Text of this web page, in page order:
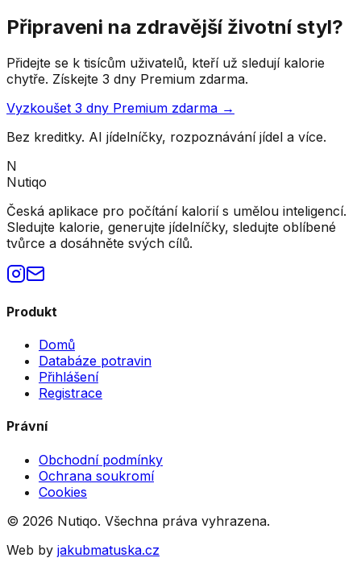
Připraveni na zdravější životní styl?
Přidejte se k tisícům uživatelů, kteří už sledují kalorie
chytře. Získejte 3 dny Premium zdarma.
Vyzkoušet 3 dny Premium zdarma →
Bez kreditky. AI jídelníčky, rozpoznávání jídel a více.
N
Nutiqo
Česká aplikace pro počítání kalorií s umělou inteligencí.
Sledujte kalorie, generujte jídelníčky, sledujte oblíbené
tvůrce a dosáhněte svých cílů.
Produkt
Domů
Databáze potravin
Přihlášení
Registrace
Právní
Obchodní podmínky
Ochrana soukromí
Cookies
© 2026 Nutiqo. Všechna práva vyhrazena.
Web by jakubmatuska.cz